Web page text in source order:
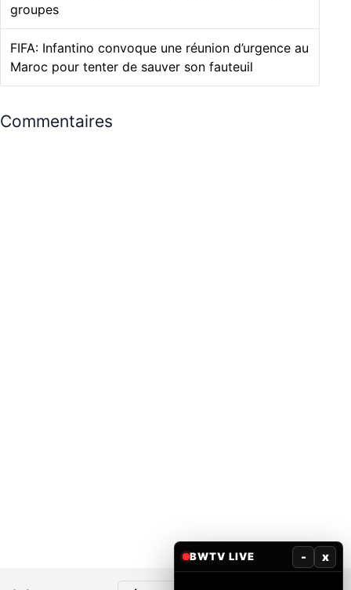
groupes
FIFA: Infantino convoque une réunion d’urgence au
Maroc pour tenter de sauver son fauteuil
Commentaires
BWTV LIVE - x